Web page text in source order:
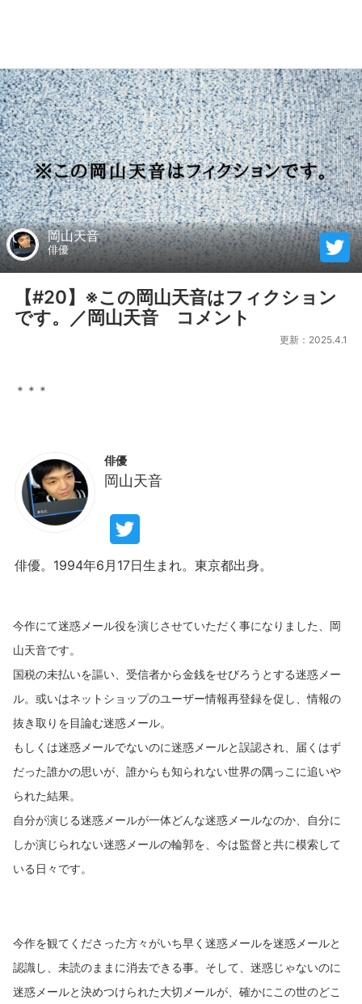
岡山天音
俳優
【#20】※この岡山天音はフィクション
です。／岡山天音 コメント
更新：2025.4.1
俳優
岡山天音
俳優。1994年6月17日生まれ。東京都出身。
今作にて迷惑メール役を演じさせていただく事になりました、岡
山天音です。
国税の未払いを謳い、受信者から金銭をせびろうとする迷惑メー
ル。或いはネットショップのユーザー情報再登録を促し、情報の
抜き取りを目論む迷惑メール。
もしくは迷惑メールでないのに迷惑メールと誤認され、届くはず
だった誰かの思いが、誰からも知られない世界の隅っこに追いや
られた結果。
自分が演じる迷惑メールが一体どんな迷惑メールなのか、自分に
しか演じられない迷惑メールの輪郭を、今は監督と共に模索して
いる日々です。
今作を観てくださった方々がいち早く迷惑メールを迷惑メールと
認識し、未読のままに消去できる事。そして、迷惑じゃないのに
迷惑メールと決めつけられた大切メールが、確かにこの世のどこ